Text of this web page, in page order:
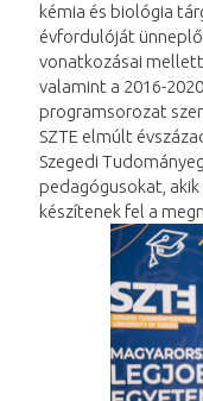
kémia és biológia
évfordulóját
vonatkozásai
valamint a 2016-
programsorozat
SZTE elmúlt
Szegedi
pedagógusokat,
készítenek fel a